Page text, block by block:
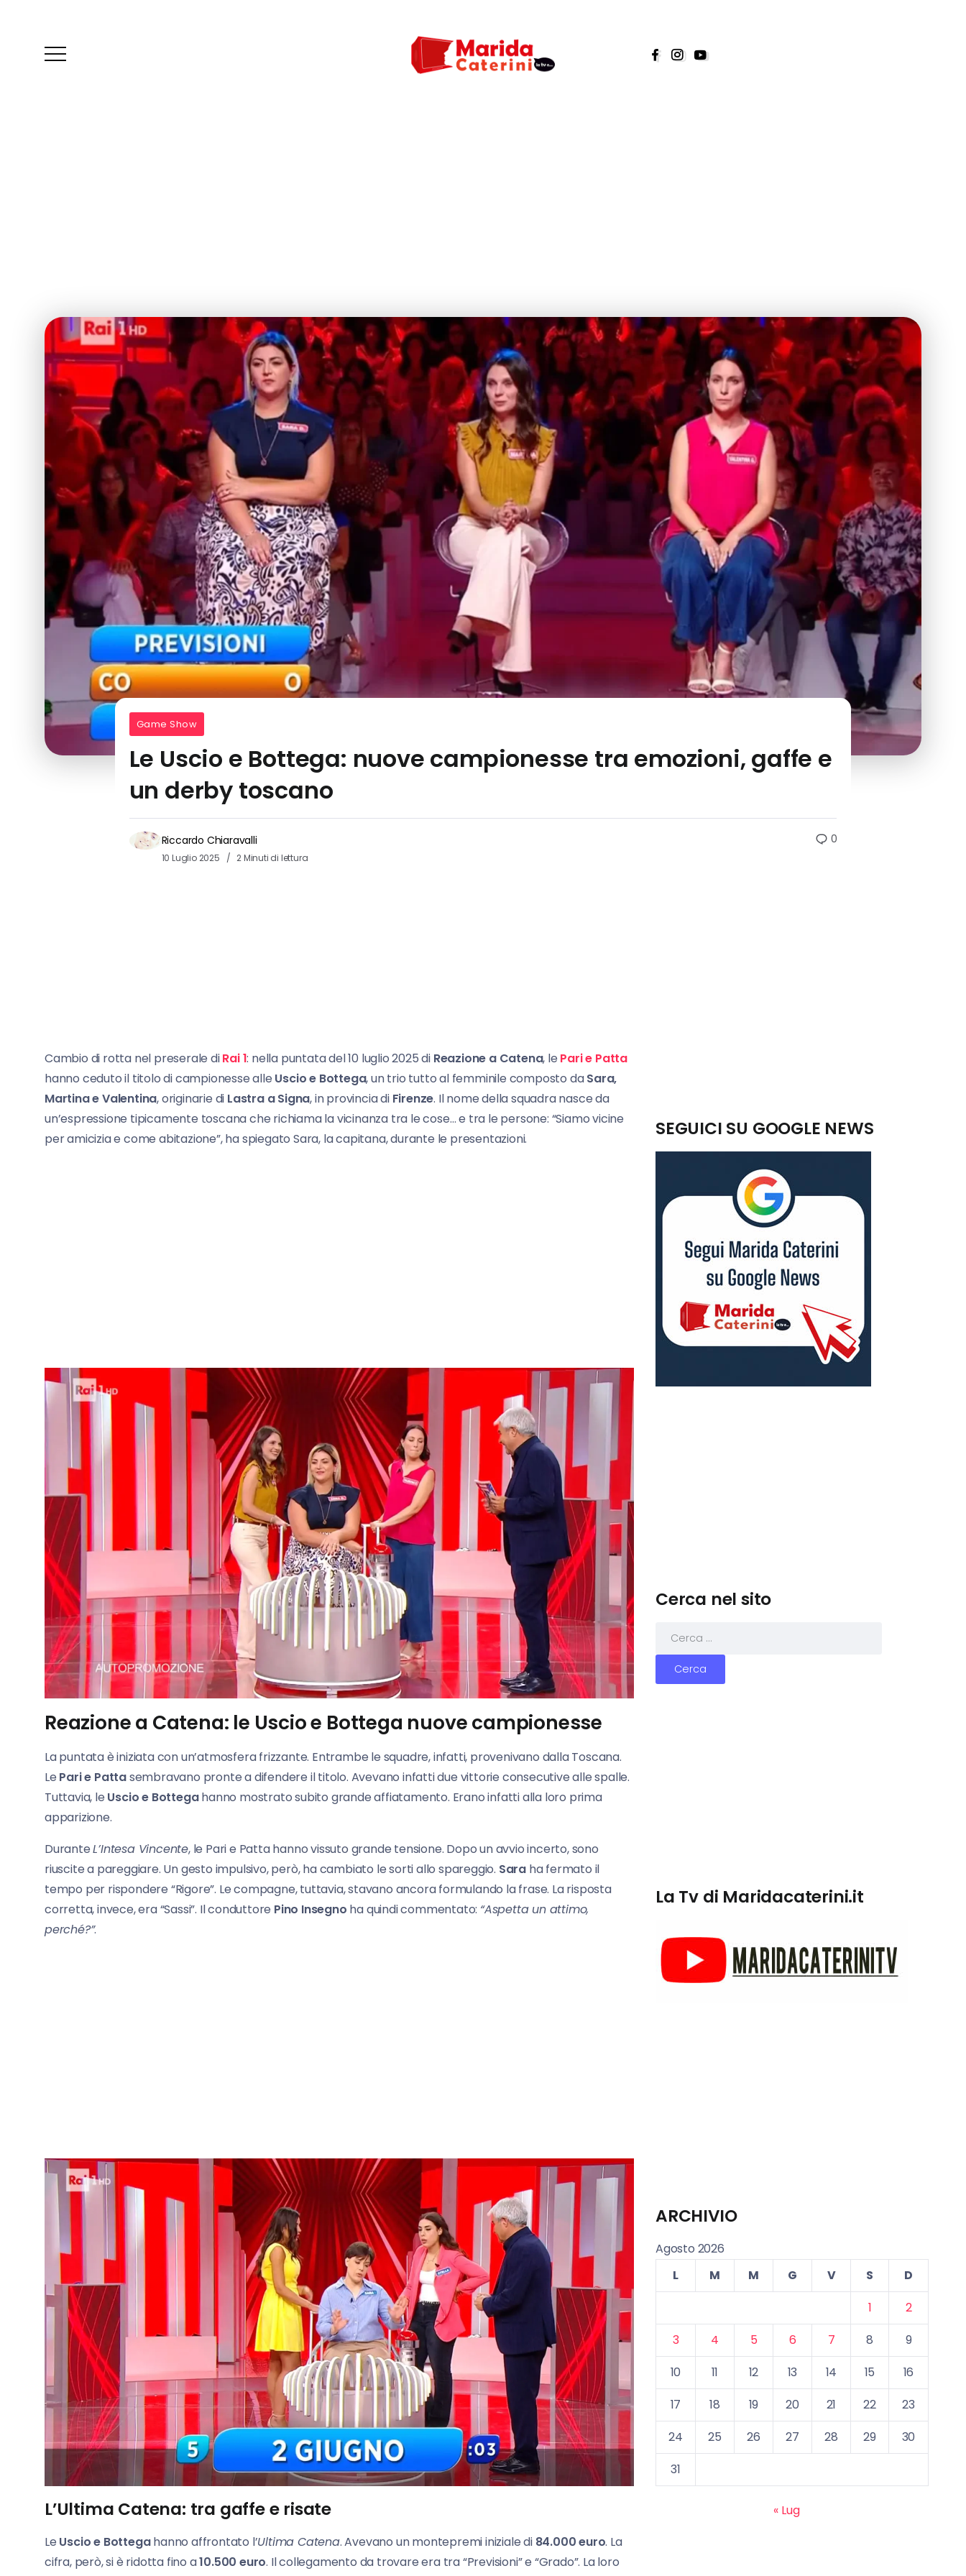
Game Show
Le Uscio e Bottega: nuove campionesse tra emozioni, gaffe e
un derby toscano
Riccardo Chiaravalli
10 Luglio 2025 2 Minuti di lettura
0
Cambio di rotta nel preserale diRai 1: nella puntata del 10 luglio 2025 di Reazione a Catena, le Pari e Patta
hanno ceduto il titolo di campionesse alle Uscio e Bottega, un trio tutto al femminile composto daSara,
Martina e Valentina, originarie di Lastra a Signa, in provincia di Firenze. Il nome della squadra nasce da
un’espressione tipicamente toscana che richiama la vicinanza tra le cose… e tra le persone: “Siamo vicine
per amicizia e come abitazione”, ha spiegato Sara, la capitana, durante le presentazioni.
Reazione a Catena: le Uscio e Bottega nuove campionesse
La puntata è iniziata con un’atmosfera frizzante. Entrambe le squadre, infatti, provenivano dalla Toscana.
Le Pari e Pattasembravano pronte a difendere il titolo. Avevano infatti due vittorie consecutive alle spalle.
Tuttavia, le Uscio e Bottegahanno mostrato subito grande affiatamento. Erano infatti alla loro prima
apparizione.
DuranteL’Intesa Vincente, le Pari e Patta hanno vissuto grande tensione. Dopo un avvio incerto, sono
riuscite a pareggiare. Un gesto impulsivo, però, ha cambiato le sorti allo spareggio. Sara ha fermato il
tempo per rispondere “Rigore”. Le compagne, tuttavia, stavano ancora formulando la frase. La risposta
corretta, invece, era “Sassi”. Il conduttore Pino Insegno ha quindi commentato: “Aspetta un attimo,
perché?”.
L’Ultima Catena: tra gaffe e risate
Le Uscio e Bottegahanno affrontato l’Ultima Catena. Avevano un montepremi iniziale di 84.000 euro. La
cifra, però, si è ridotta fino a10.500 euro. Il collegamento da trovare era tra “Previsioni” e “Grado”. La loro
SEGUICI SU GOOGLE NEWS
Cerca nel sito
La Tv di Maridacaterini.it
ARCHIVIO
Agosto 2026
L
M M G V S
D
1
2
3
4 5 6 7 8
9
10
11 12 13 14 15
16
17
18 19 20 21 22
23
24
25 26 27 28 29
30
31
« Lug